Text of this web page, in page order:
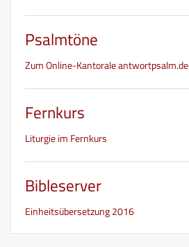
Psalmtöne
Zum Online-Kantorale antwortpsalm.de
Fernkurs
Liturgie im Fernkurs
Bibleserver
Einheitsübersetzung 2016